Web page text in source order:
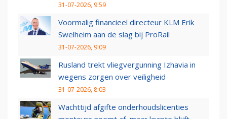
31-07-2026, 9:59
Voormalig financieel directeur KLM Erik
Swelheim aan de slag bij ProRail
31-07-2026, 9:09
Rusland trekt vliegvergunning Izhavia in
wegens zorgen over veiligheid
31-07-2026, 8:03
Wachttijd afgifte onderhoudslicenties